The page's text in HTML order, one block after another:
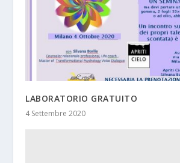
LABORATORIO GRATUITO
4 Settembre 2020